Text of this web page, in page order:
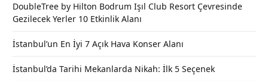
DoubleTree by Hilton Bodrum Işıl Club Resort Çevresinde
Gezilecek Yerler 10 Etkinlik Alanı
İstanbul’un En İyi 7 Açık Hava Konser Alanı
İstanbul’da Tarihi Mekanlarda Nikah: İlk 5 Seçenek